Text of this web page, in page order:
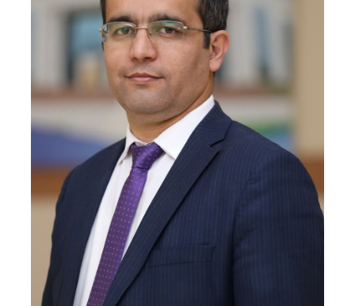
1. Hujjatlar (bakalavr) (5)
3. Suhbat (bakalavr) (8)
5. To'lov-kontrakt (2) 6. Elektron ariza (16)
9. Magistratura kvotasi (4) ✉️ Adminga yozish